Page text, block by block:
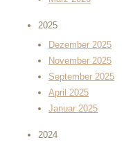
2025
Dezember 2025
November 2025
September 2025
April 2025
Januar 2025
2024